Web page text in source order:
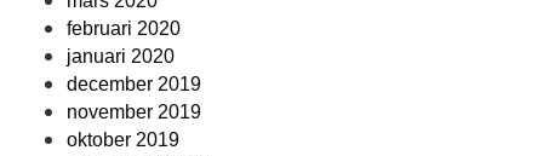
februari 2020
januari 2020
december 2019
november 2019
oktober 2019